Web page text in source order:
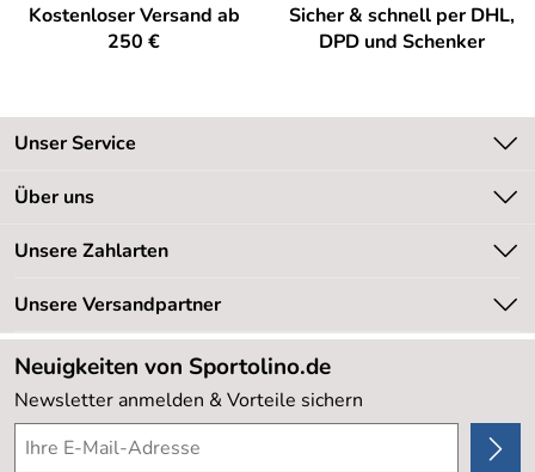
Kostenloser Versand ab
250 €
Sicher & schnell per DHL,
DPD und Schenker
Unser Service
Kontakt
Newsletter
Retourenabwicklung
Lieferbedingungen
Kundenlogin
Über uns
Unsere Bestseller
Neu
Sale %
Kundenbewertungen (20.177)
4,8/5*****
Unsere Zahlarten
Unsere Versandpartner
Neuigkeiten von Sportolino.de
Newsletter anmelden & Vorteile sichern